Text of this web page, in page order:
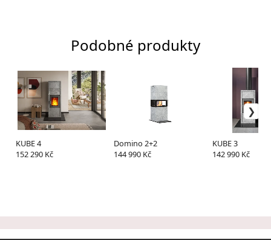
Podobné produkty
KUBE 4
152 290 Kč
Domino 2+2
144 990 Kč
KUBE 3
142 990 Kč